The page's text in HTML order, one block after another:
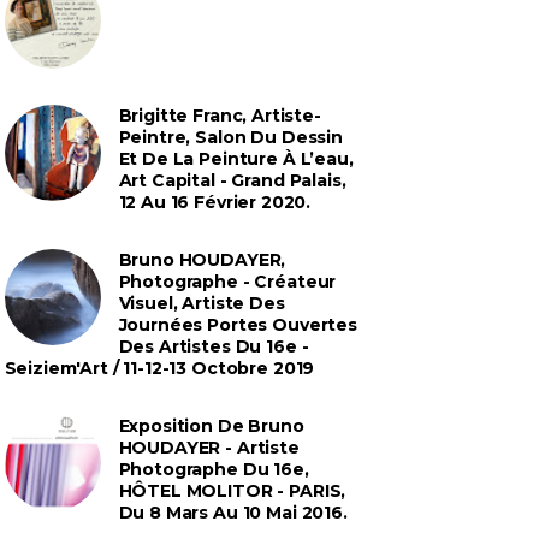
Brigitte Franc, Artiste-
Peintre, Salon Du Dessin
Et De La Peinture À L’eau,
Art Capital - Grand Palais,
12 Au 16 Février 2020.
Bruno HOUDAYER,
Photographe - Créateur
Visuel, Artiste Des
Journées Portes Ouvertes
Des Artistes Du 16e -
Seiziem'Art / 11-12-13 Octobre 2019
Exposition De Bruno
HOUDAYER - Artiste
Photographe Du 16e,
HÔTEL MOLITOR - PARIS,
Du 8 Mars Au 10 Mai 2016.